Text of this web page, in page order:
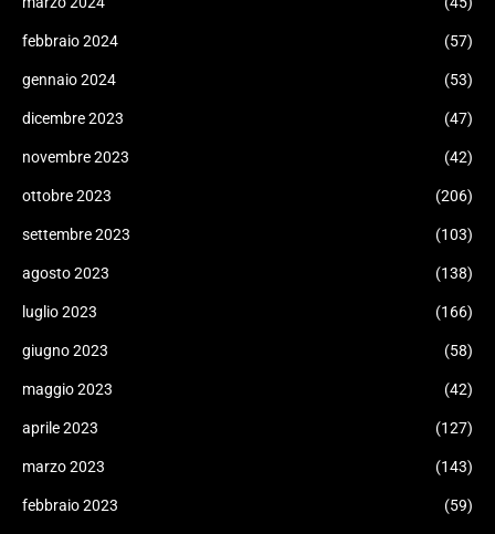
febbraio 2024 (57)
gennaio 2024 (53)
dicembre 2023 (47)
novembre 2023 (42)
ottobre 2023 (206)
settembre 2023 (103)
agosto 2023 (138)
luglio 2023 (166)
giugno 2023 (58)
maggio 2023 (42)
aprile 2023 (127)
marzo 2023 (143)
febbraio 2023 (59)